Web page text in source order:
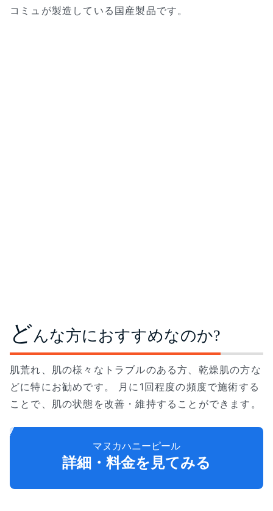
コミュが製造している国産製品です。
どんな方におすすめなのか?
肌荒れ、肌の様々なトラブルのある方、乾燥肌の方な
どに特にお勧めです。 月に1回程度の頻度で施術する
ことで、肌の状態を改善・維持することができます。
マヌカハニーピール
詳細・料金を見てみる